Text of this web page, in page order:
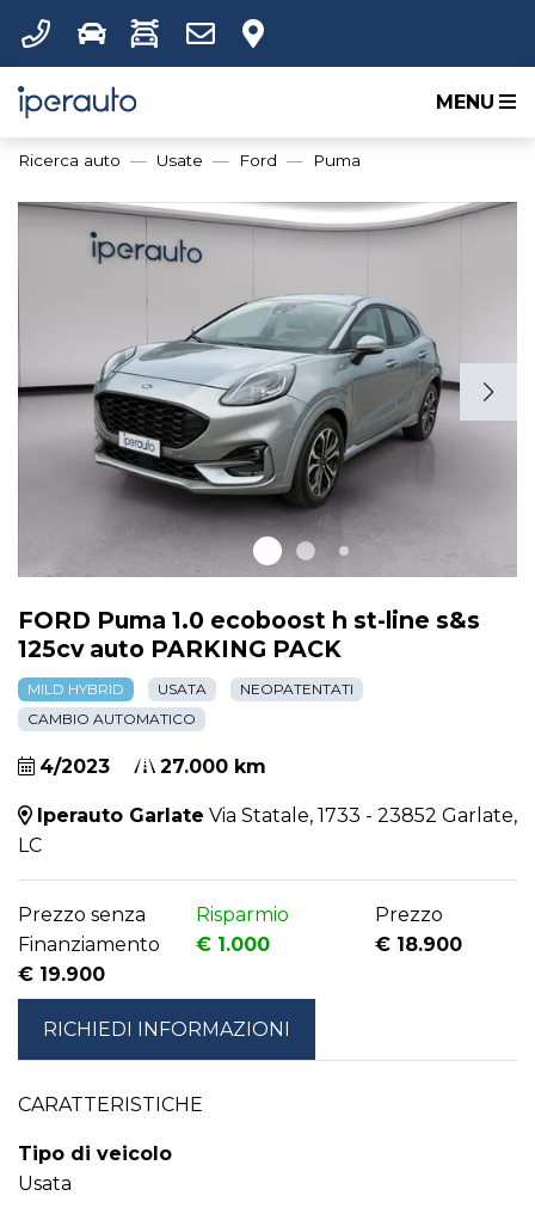
MENU
Ricerca auto Usate Ford Puma
FORD Puma 1.0 ecoboost h st-line s&s
125cv auto PARKING PACK
MILD HYBRID USATA
NEOPATENTATI
CAMBIO AUTOMATICO
4/2023 27.000 km
Iperauto Garlate Via Statale, 1733 - 23852 Garlate,
LC
Prezzo senza
Finanziamento
€ 19.900
Risparmio
€ 1.000
Prezzo
€ 18.900
RICHIEDI INFORMAZIONI
CARATTERISTICHE
Tipo di veicolo
Usata